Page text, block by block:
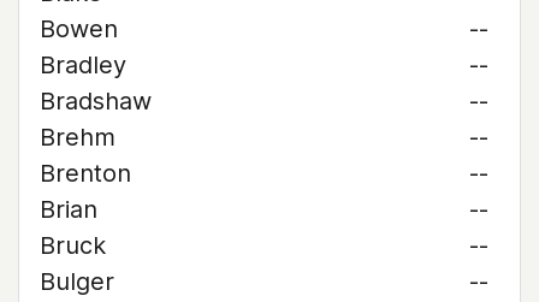
Bowen
--
Bradley
--
Bradshaw
--
Brehm
--
Brenton
--
Brian
--
Bruck
--
Bulger
--